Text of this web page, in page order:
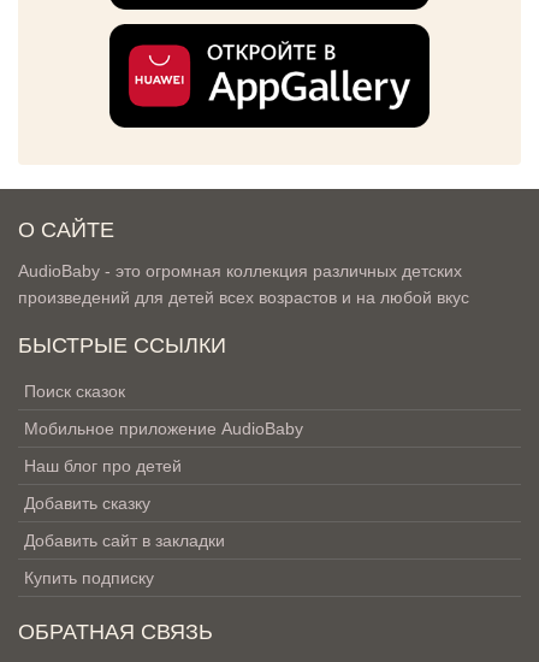
О САЙТЕ
AudioBaby - это огромная коллекция различных детских
произведений для детей всех возрастов и на любой вкус
БЫСТРЫЕ ССЫЛКИ
Поиск сказок
Мобильное приложение AudioBaby
Наш блог про детей
Добавить сказку
Добавить сайт в закладки
Купить подписку
ОБРАТНАЯ СВЯЗЬ